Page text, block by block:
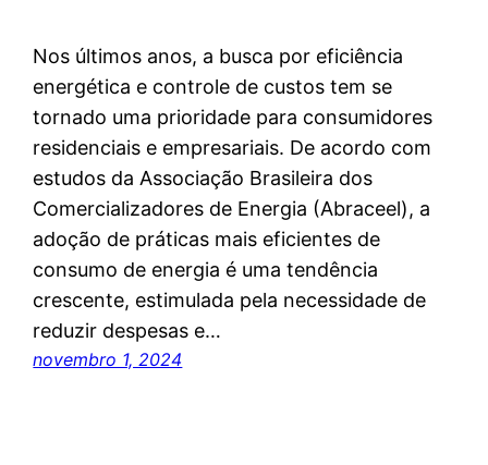
Nos últimos anos, a busca por eficiência
energética e controle de custos tem se
tornado uma prioridade para consumidores
residenciais e empresariais. De acordo com
estudos da Associação Brasileira dos
Comercializadores de Energia (Abraceel), a
adoção de práticas mais eficientes de
consumo de energia é uma tendência
crescente, estimulada pela necessidade de
reduzir despesas e…
novembro 1, 2024